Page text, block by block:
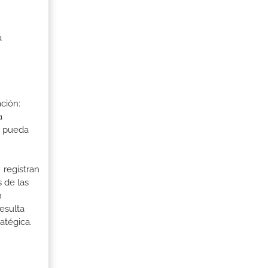
pueda
registran
de las